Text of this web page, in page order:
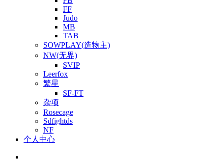
FF
Judo
MB
TAB
SOWPLAY(造物主)
NW(无界)
SVIP
Leerfox
繁星
SF-FT
杂项
Rosecage
Sdfightds
NF
个人中心